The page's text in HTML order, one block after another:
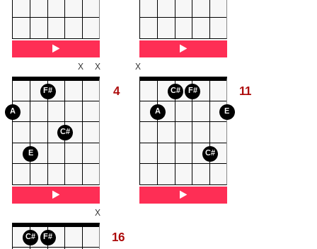
A
E
F#
C#
X X
4
A
C# F#
C#
E
X
11
C# F#
X
16